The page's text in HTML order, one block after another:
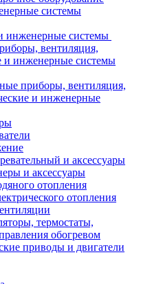
системы
инженерные системы
вентиляция,
и инженерные системы
приборы, вентиляция,
и инженерные
и аксессуары
и аксессуары
отопления
отопления
термостаты,
обогревом
приводы и двигатели